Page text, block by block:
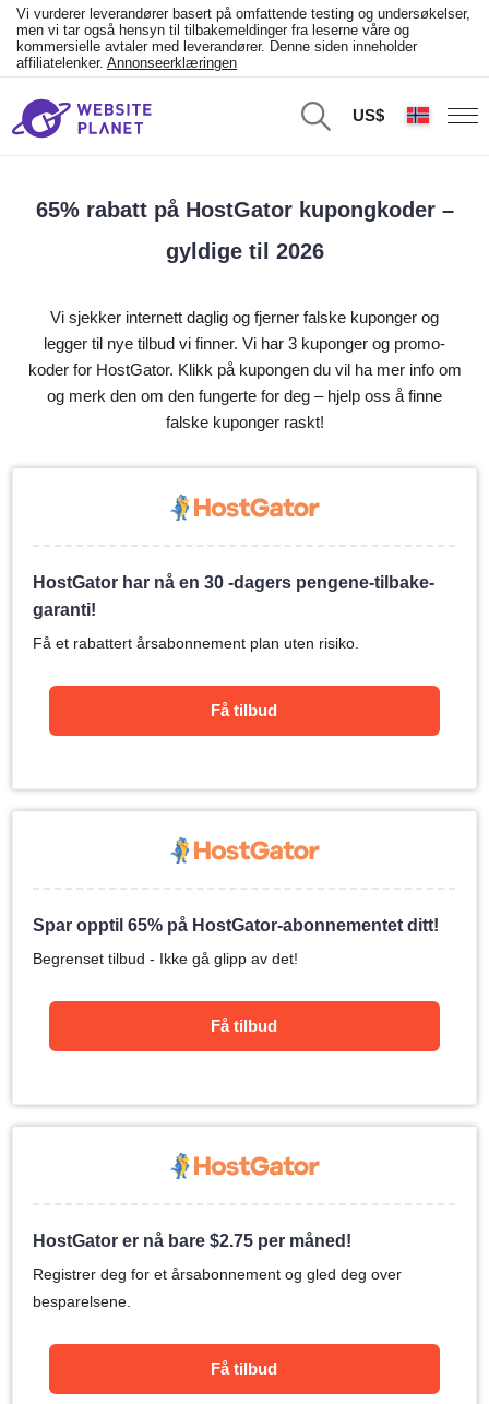
Vi vurderer leverandører basert på omfattende testing og undersøkelser,
men vi tar også hensyn til tilbakemeldinger fra leserne våre og
kommersielle avtaler med leverandører. Denne siden inneholder
affiliatelenker. Annonseerklæringen
US$
65% rabatt på HostGator kupongkoder –
gyldige til 2026
Vi sjekker internett daglig og fjerner falske kuponger og
legger til nye tilbud vi finner. Vi har 3 kuponger og promo-
koder for HostGator. Klikk på kupongen du vil ha mer info om
og merk den om den fungerte for deg – hjelp oss å finne
falske kuponger raskt!
HostGator har nå en 30 -dagers pengene-tilbake-
garanti!
Få et rabattert årsabonnement plan uten risiko.
Få tilbud
Spar opptil 65% på HostGator-abonnementet ditt!
Begrenset tilbud - Ikke gå glipp av det!
Få tilbud
HostGator er nå bare$2.75 per måned!
Registrer deg for et årsabonnement og gled deg over
besparelsene.
Få tilbud